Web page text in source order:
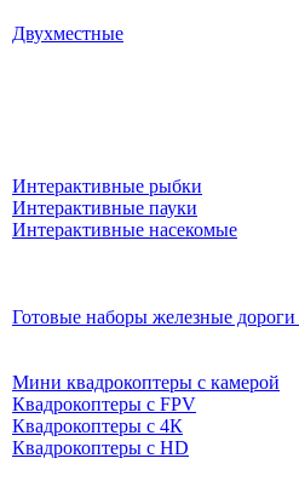
Двухместные
Интерактивные рыбки
Интерактивные пауки
Интерактивные насекомые
Готовые наборы железные дороги
Мини квадрокоптеры с камерой
Квадрокоптеры с FPV
Квадрокоптеры с 4К
Квадрокоптеры с HD